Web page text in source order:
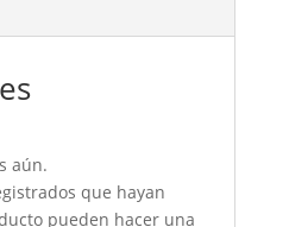
aún.
que hayan
pueden hacer una